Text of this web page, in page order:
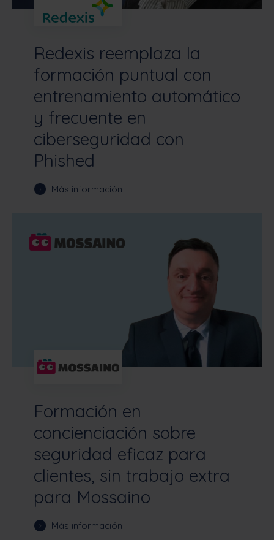
Redexis reemplaza la
formación puntual con
entrenamiento automático
y frecuente en
ciberseguridad con
Phished
Más información
Formación en
concienciación sobre
seguridad eficaz para
clientes, sin trabajo extra
para Mossaino
Más información